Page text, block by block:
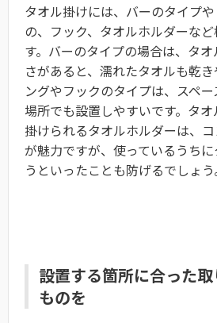
タオル掛けには、バーのタイプ
の、フック、タオルホルダーな
す。バーのタイプの場合は、タ
さがあると、濡れたタオルも乾
ングやフックのタイプは、スペ
場所でも設置しやすいです。タ
掛けられるタオルホルダーは、
が魅力ですが、使っているうち
うといったことも防げるでしょう
設置する箇所に合った
ものを